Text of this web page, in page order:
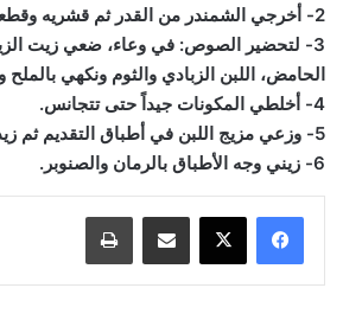
2- أخرجي الشمندر من القدر ثم قشريه وقطعيه إلى مكعبات.
3- لتحضير الصوص: في وعاء، ضعي زيت
الحامض، اللبن الزبادي والثوم ونكهي بالملح
4- أخلطي المكونات جيداً حتى تتجانس.
5- وزعي مزيج اللبن في أطباق التقديم ثم زيدي قطع الشمندر.
6- زيني وجه الأطباق بالرمان والصنوبر.
مشاركة عبر البريد طباعة